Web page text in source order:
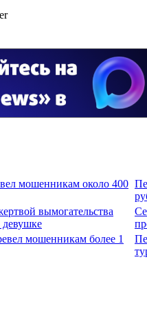
мошенникам около 400
вымогательства
мошенникам более 1